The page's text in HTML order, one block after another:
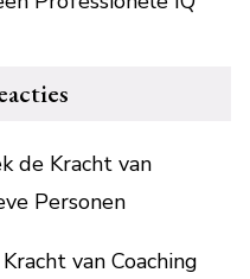
de Kracht van
Personen
van Coaching